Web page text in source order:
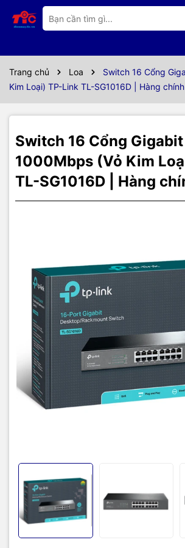
Trang chủ Loa
Switch 16 Cổng
Kim Loại) TP-Link TL-SG1016D | Hàng
Switch 16 Cổng Gigabit
1000Mbps (Vỏ Kim
TL-SG1016D | Hàng
Thông số kỹ thuật
Cổng/ Vỏ Thép)
Tốc độ LAN Gigabit (1000Mbps)
Cổng kết nối
16x cổng RJ45 10/100/1000
(Tự động thỏa thuận/MDI tự
Switch cổng
quang
Không tích hợp
Kiểu Switch Switch Gigabit (1000Mbps)
Chất liệu vỏ Vỏ Thép
Mô tả khác
Công nghệ năng lượng hiệu
tiết kiệm năng lượng
Hỗ trợ tự học địa chỉ MAC, tự
tự động đàm phán
Thiết kế cắm vào và sử dụng
cho bạn một giải pháp nâng cấp hiệu suất
dụng, hoạt động xuyên suốt để nâng cấp hệ
thống mạng 1000Mbps. Tất cả 16 cổng đều
bạn không cần lo lắng về loại cáp, chỉ đơn
Hơn nữa, với công nghệ tiết kiệm năng lượng
SG1016D có thể tiết kiệm 15% công suất tiêu